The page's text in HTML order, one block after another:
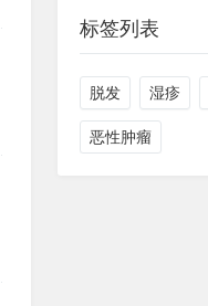
标签列表
脱发 湿疹
恶性肿瘤